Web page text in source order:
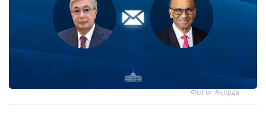
Фото: Ақорда